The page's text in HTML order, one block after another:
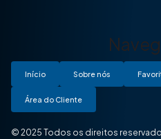
Início Sobre nós
Área do Cliente
© 2025 Todos os direitos